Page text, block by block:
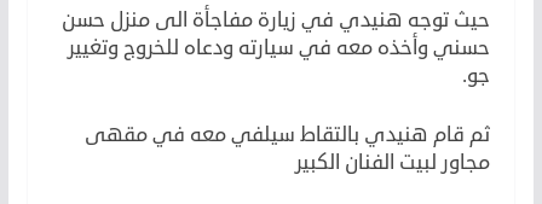
حيث توجه هنيدي في زيارة مفاجأة الى منزل حسن
حسني وأخذه معه في سيارته ودعاه للخروج وتغيير
جو.
ثم قام هنيدي بالتقاط سيلفي معه في مقهى
مجاور لبيت الفنان الكبير